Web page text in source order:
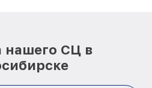
нашего СЦ в